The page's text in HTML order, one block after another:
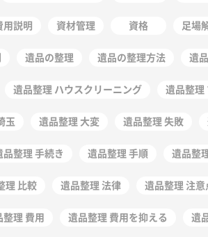
用説明 資材管理 資格 足場
遺品の整理 遺品の整理方法 遺
遺品整理 ハウスクリーニング 遺品整理
玉 遺品整理 大変 遺品整理 失敗
品整理 手続き 遺品整理 手順 遺品整
理 比較 遺品整理 法律 遺品整理 注意
整理 費用 遺品整理 費用を抑える 遺